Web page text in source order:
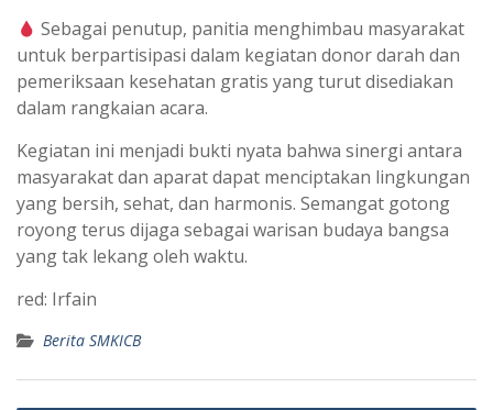
Sebagai penutup, panitia menghimbau masyarakat
untuk berpartisipasi dalam kegiatan donor darah dan
pemeriksaan kesehatan gratis yang turut disediakan
dalam rangkaian acara.
Kegiatan ini menjadi bukti nyata bahwa sinergi antara
masyarakat dan aparat dapat menciptakan lingkungan
yang bersih, sehat, dan harmonis. Semangat gotong
royong terus dijaga sebagai warisan budaya bangsa
yang tak lekang oleh waktu.
red: Irfain
Berita SMKICB